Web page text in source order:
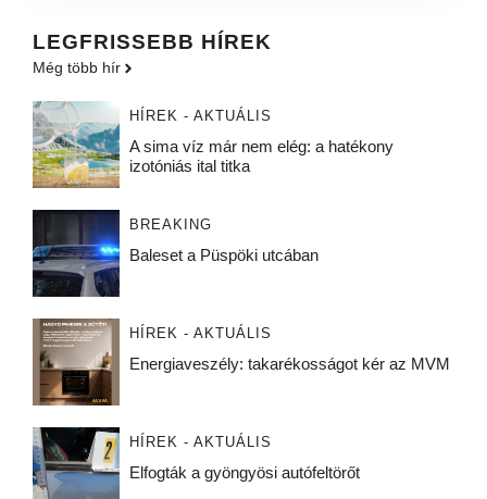
LEGFRISSEBB HÍREK
Még több hír
HÍREK - AKTUÁLIS
A sima víz már nem elég: a hatékony
izotóniás ital titka
BREAKING
Baleset a Püspöki utcában
HÍREK - AKTUÁLIS
Energiaveszély: takarékosságot kér az MVM
HÍREK - AKTUÁLIS
Elfogták a gyöngyösi autófeltörőt